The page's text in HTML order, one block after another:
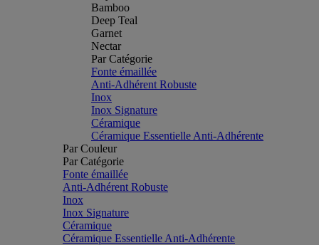
Bamboo
Deep Teal
Garnet
Nectar
Par Catégorie
Fonte émaillée
Anti-Adhérent Robuste
Inox
Inox Signature
Céramique
Céramique Essentielle Anti-Adhérente
Par Couleur
Par Catégorie
Fonte émaillée
Anti-Adhérent Robuste
Inox
Inox Signature
Céramique
Céramique Essentielle Anti-Adhérente